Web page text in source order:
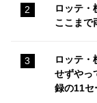
ロッテ・
ここまで
ロッテ・
せずやっ
録の11セ